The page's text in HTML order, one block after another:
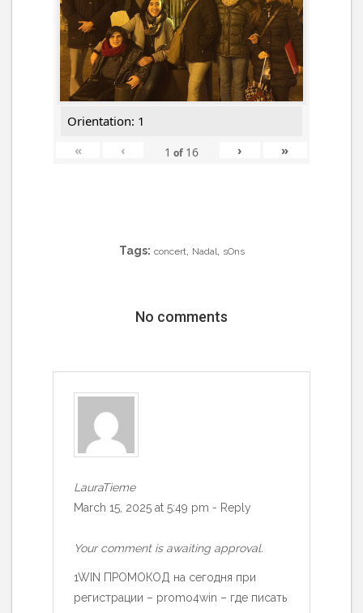
Orientation: 1
«
‹ 1 of 16 › »
Tags: concert, Nadal sOns
No comments
LauraTieme
March 15, 2025 at 5:49 pm - Reply
Your comment is awaiting approval.
1WIN ПРОМОКОД на сегодня при
регистрации – promo4win – где писать